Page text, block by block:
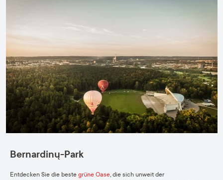
Bernardinų-Park
Entdecken Sie die beste grüne Oase, die sich unweit der